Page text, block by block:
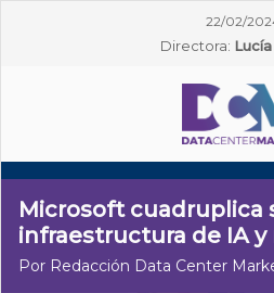
22/02/
Directora:
Microsoft cuadruplica
infraestructura de IA y
Por Redacción Data Center